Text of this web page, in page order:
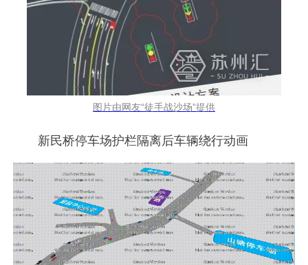
图片由网友“徒手战沙场”提供
新民桥停车场护栏隔离后车辆绕行动画